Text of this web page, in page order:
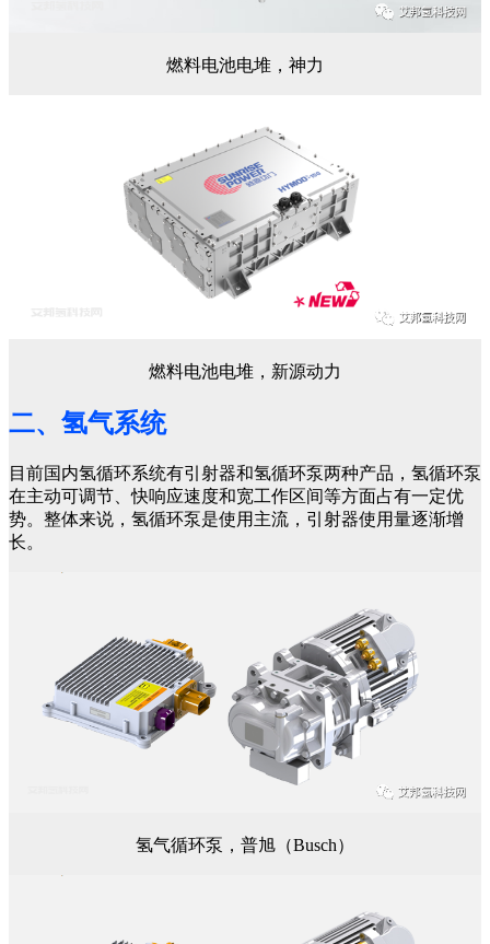
燃料电池电堆，神力
燃料电池电堆，新源动力
二、氢气系统
目前国内氢循环系统有引射器和氢循环泵两种产品，氢循环泵
在主动可调节、快响应速度和宽工作区间等方面占有一定优
势。整体来说，氢循环泵是使用主流，引射器使用量逐渐增
长。
氢气循环泵，普旭（Busch）